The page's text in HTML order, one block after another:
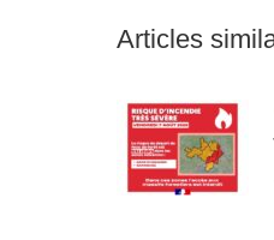
Articles